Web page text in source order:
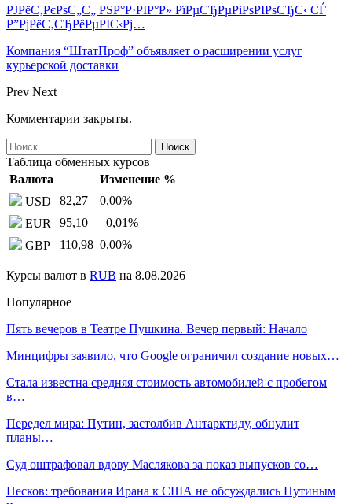
РЈРёС‚РєРѕС„С„ РЅР°Р·РІР°Р» РїРµСЂРµРіРѕРІРѕСЂС‹ СЃ
Р”РјРёС‚СЂРёРµРІС‹Рј…
Компания “ШтатПроф” объявляет о расширении услуг
курьерской доставки
Prev Next
Комментарии закрыты.
Таблица обменных курсов
Валюта
Изменение %
USD
82,27 0,00%
EUR
95,10 –0,01%
GBP
110,98 0,00%
Курсы валют в RUB на 8.08.2026
Популярное
Пять вечеров в Театре Пушкина. Вечер первый: Начало
Минцифры заявило, что Google ограничил создание новых…
Стала известна средняя стоимость автомобилей с пробегом
в…
Передел мира: Путин, застолбив Антарктиду, обнулит
планы…
Суд оштрафовал вдову Маслякова за показ выпусков со…
Песков: требования Ирана к США не обсуждались Путиным